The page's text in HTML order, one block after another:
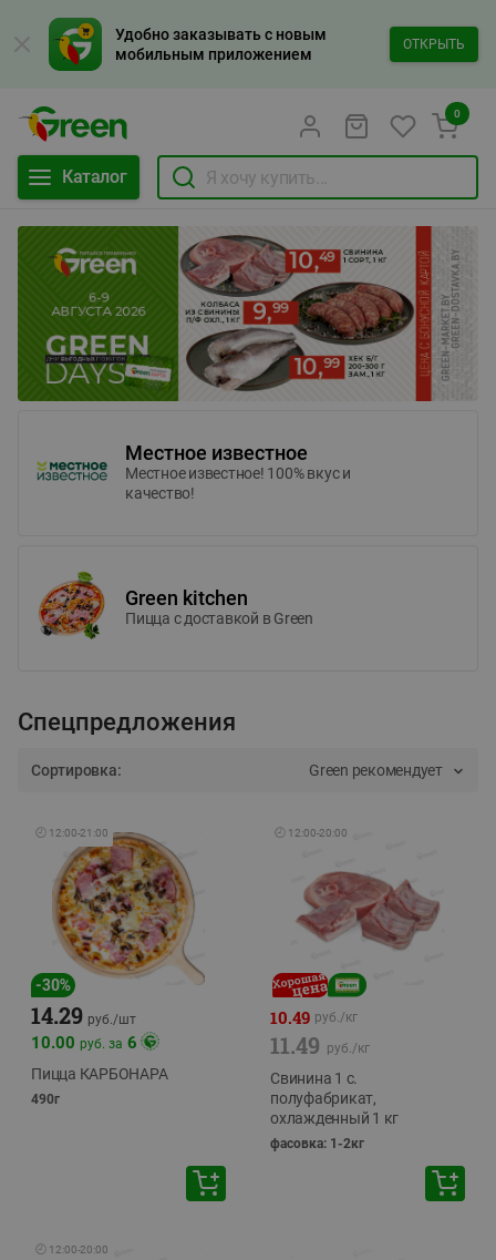
Удобно заказывать с новым
мобильным приложением
ОТКРЫТЬ
Каталог
0
Местное известное
Местное известное! 100% вкус и
качество!
Green kitchen
Пицца c доставкой в Green
Спецпредложения
Сортировка: Green рекомендует
🕘 12:00-21:00
-30%
14.29 руб./шт
10.00 руб. за 6
Пицца КАРБОНАРА
490г
🕘 12:00-20:00
10.49 руб./кг
11.49 руб./кг
Свинина 1 с.
полуфабрикат,
охлажденный 1 кг
фасовка: 1-2кг
🕘 12:00-20:00